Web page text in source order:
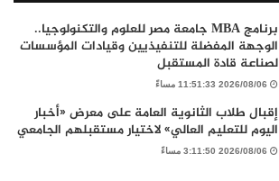
برنامج MBA جامعة مصر للعلوم والتكنولوجيا..
الوجهة المفضلة للتنفيذيين وقيادات المؤسسات
لصناعة قادة المستقبل
2026/08/06 11:51:33 مساءً
إقبال طلاب الثانوية العامة على معرض «أخبار
اليوم للتعليم العالي» لاختيار مستقبلهم الجامعي
2026/08/06 3:11:50 مساءً